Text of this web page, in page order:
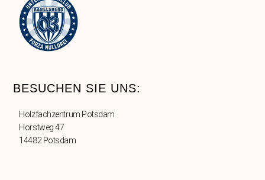
BESUCHEN SIE UNS:
Holzfachzentrum Potsdam
Horstweg 47
14482 Potsdam